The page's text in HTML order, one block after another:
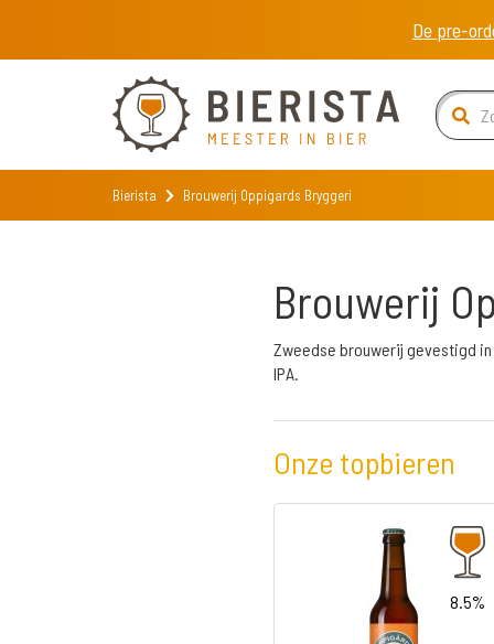
De pre-
Bierista Brouwerij Oppigards Bryggeri
Brouwerij
Zweedse brouwerij gevestigd in
IPA.
Onze topbieren
8.5%